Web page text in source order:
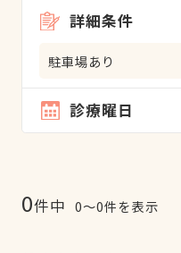
詳細条件
駐車場あり
診療曜日
0件中 0〜0件を表示